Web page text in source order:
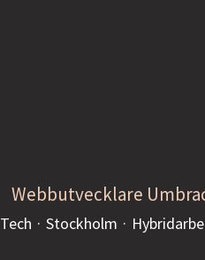
Webbutvecklare
Tech · Stockholm ·